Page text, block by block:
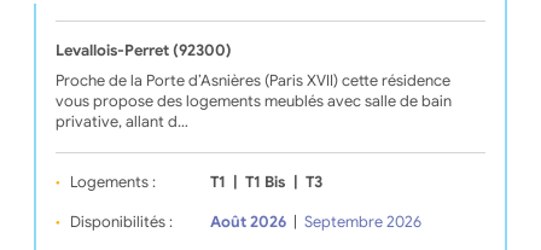
Levallois-Perret (92300)
Proche de la Porte d’Asnières (Paris XVII) cette résidence
vous propose des logements meublés avec salle de bain
privative, allant d…
Logements : T1 | T1 Bis | T3
Disponibilités : Août 2026 | Septembre 2026